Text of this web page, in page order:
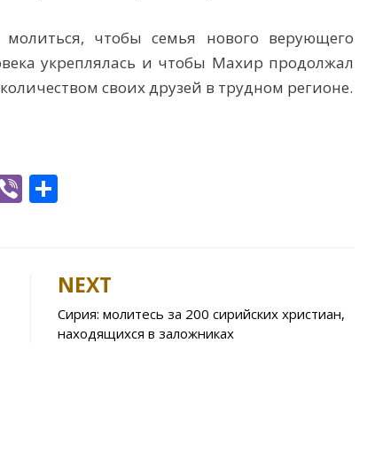
чтобы семья нового верующего
укреплялась и чтобы Махир продолжал
своих друзей в трудном регионе.
Vi
e
NEXT
Сирия: молитесь за 200 сирийских христиан,
находящихся в заложниках